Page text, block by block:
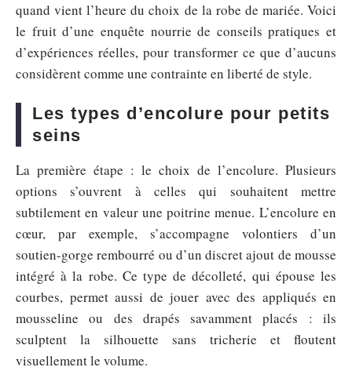
quand vient l’heure du choix de la robe de mariée. Voici
le fruit d’une enquête nourrie de conseils pratiques et
d’expériences réelles, pour transformer ce que d’aucuns
considèrent comme une contrainte en liberté de style.
Les types d’encolure pour petits
seins
La première étape : le choix de l’encolure. Plusieurs
options s’ouvrent à celles qui souhaitent mettre
subtilement en valeur une poitrine menue. L’encolure en
cœur, par exemple, s’accompagne volontiers d’un
soutien-gorge rembourré ou d’un discret ajout de mousse
intégré à la robe. Ce type de décolleté, qui épouse les
courbes, permet aussi de jouer avec des appliqués en
mousseline ou des drapés savamment placés : ils
sculptent la silhouette sans tricherie et floutent
visuellement le volume.